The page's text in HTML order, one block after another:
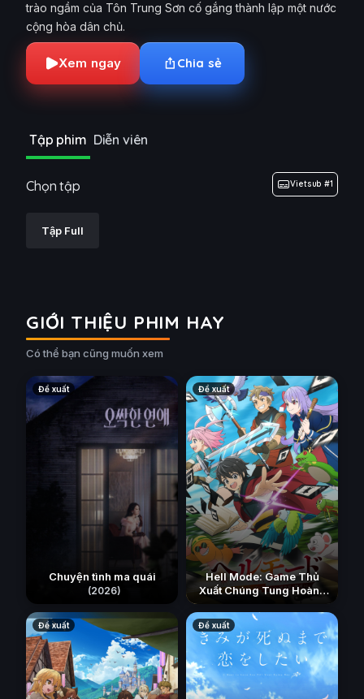
trào ngầm của Tôn Trung Sơn cố gắng thành lập một nước
cộng hòa dân chủ.
Xem ngay Chia sẻ
Tập phim Diễn viên
Chọn tập Vietsub #1
Tập Full
GIỚI THIỆU PHIM HAY
Có thể bạn cũng muốn xem
Đề xuất
Chuyện tình ma quái
(2026)
Đề xuất
Hell Mode: Game Thủ
Xuất Chúng Tung Hoành
(Phần 2)
Đề xuất Đề xuất